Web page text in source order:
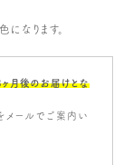
なります。
月後のお届けとな
メールでご案内い